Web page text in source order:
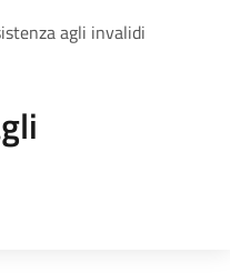
agli invalidi